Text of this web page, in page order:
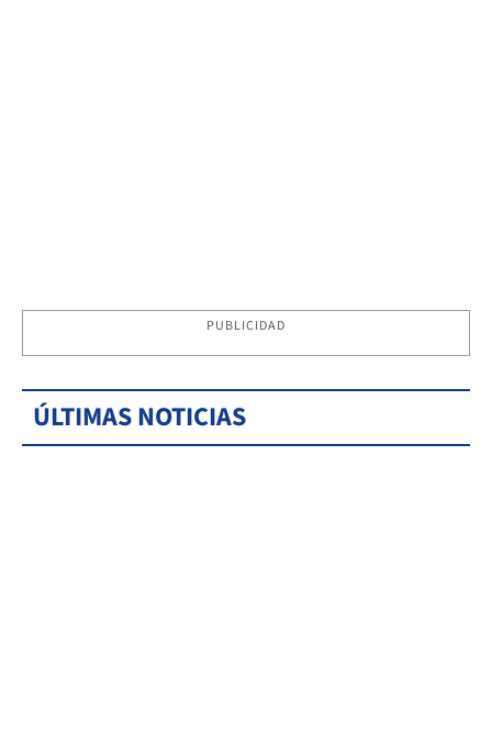
PUBLICIDAD
ÚLTIMAS NOTICIAS